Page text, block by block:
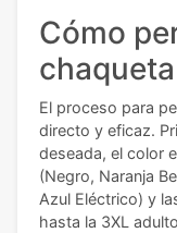
Cómo
El proceso para
directo y eficaz.
deseada, el color
(Negro, Naranja
Azul Eléctrico) y
hasta la 3XL